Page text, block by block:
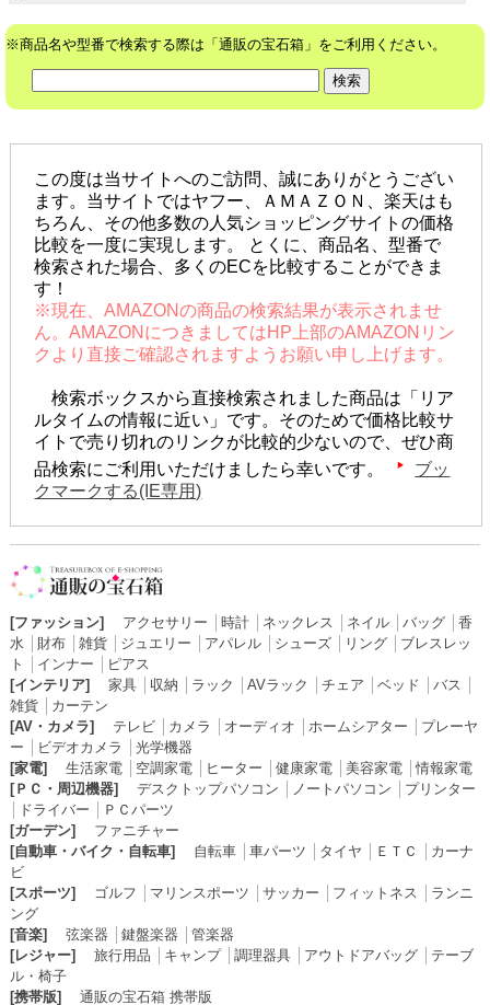
※商品名や型番で検索する際は「通販の宝石箱」をご利用ください。
この度は当サイトへのご訪問、誠にありがとうござい
ます。当サイトではヤフー、ＡＭＡＺＯＮ、楽天はも
ちろん、その他多数の人気ショッピングサイトの価格
比較を一度に実現します。 とくに、商品名、型番で
検索された場合、多くのECを比較することができま
す！
※現在、AMAZONの商品の検索結果が表示されませ
ん。AMAZONにつきましてはHP上部のAMAZONリン
クより直接ご確認されますようお願い申し上げます。
検索ボックスから直接検索されました商品は「リア
ルタイムの情報に近い」です。そのためで価格比較サ
イトで売り切れのリンクが比較的少ないので、ぜひ商
品検索にご利用いただけましたら幸いです。
ブッ
クマークする(IE専用)
[ファッション] アクセサリー 時計│ ネックレス ネイル│ バッグ│ 香
水
財布│ 雑貨│ ジュエリー アパレル│ シューズ│ リング│ ブレスレッ
ト
インナー
ピアス
[インテリア]
家具│ 収納 ラック AVラック チェア ベッド バス
雑貨│ カーテン
[AV・カメラ]
テレビ│ カメラ オーディオ ホームシアター
プレーヤ
ー
ビデオカメラ
光学機器
[家電]
生活家電│ 空調家電│ ヒーター 健康家電│ 美容家電│情報家電
[ＰＣ・周辺機器]
デスクトップパソコン ノートパソコン
プリンター
ドライバー
ＰＣパーツ
[ガーデン]
ファニチャー
[自動車・バイク・自転車]
自転車│ 車パーツ タイヤ ＥＴＣ
カーナ
ビ
[スポーツ]
ゴルフ マリンスポーツ サッカー フィットネス
ランニ
ング
[音楽]
弦楽器 鍵盤楽器
管楽器
[レジャー]
旅行用品 キャンプ│ 調理器具│ アウトドアバッグ│ テーブ
ル・椅子
[携帯版]
通販の宝石箱 携帯版